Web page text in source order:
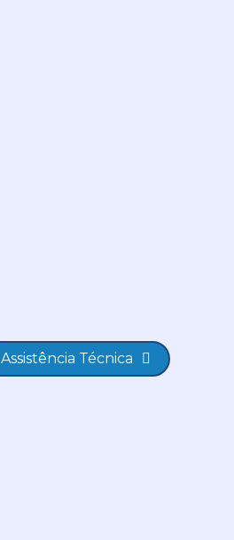
Assistência Técnica